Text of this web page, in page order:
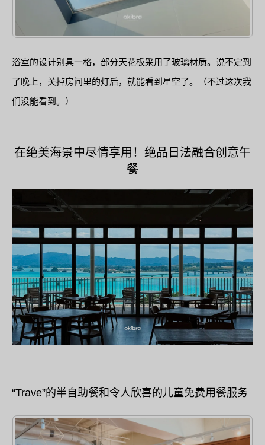
浴室的设计别具一格，部分天花板采用了玻璃材质。说不定到
了晚上，关掉房间里的灯后，就能看到星空了。（不过这次我
们没能看到。）
在绝美海景中尽情享用！绝品日法融合创意午
餐
“Trave”的半自助餐和令人欣喜的儿童免费用餐服务